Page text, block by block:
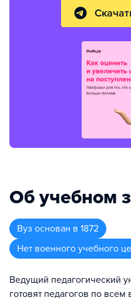
Об учебном
Вуз основан в 1872
Нет военного учебного
Ведущий педагогический
готовят педагогов по